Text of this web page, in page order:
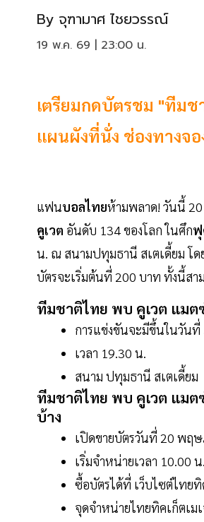
By จุฑามาศ ไชยวรรณ์
19 พ.ค. 69 | 23:00 น.
เตรียมกดบัตรชม "ทีมช
แผนผังที่นั่ง ช่องทางจ
แฟนบอลไทยห้ามพลาด! วันนี้
คูเวต อันดับ 134 ของโลก ในศึกฟุ
น. ณ สนามปทุมธานี สเตเดี้ยม โ
บัตรจะเริ่มต้นที่ 200 บาท ทั้งนี้สา
ทีมชาติไทย พบ คูเวต แมต
การแข่งขันจะมีขึ้นในวัน
เวลา 19.30 น.
สนาม ปทุมธานี สเตเดี้ยม
ทีมชาติไทย พบ คูเวต แม
บ้าง
เปิดขายบัตรวันที่ 20 พฤ
เริ่มจำหน่ายเวลา 10.00 น.
ซื้อบัตรได้ที่ เว็บไซต์ไทยทิ
จุดจำหน่ายไทยทิคเก็ตเม